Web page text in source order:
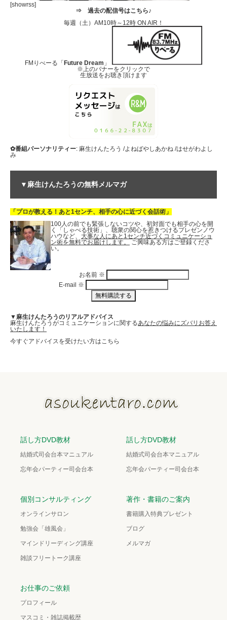
[showrss]
⇒ 過去の配信号はこちら♪
毎週（土）AM10時～12時 ON AIR！
FMりべーる「Future Dream 」
※上のバナーをクリックで
生放送をお聴き頂けます
✿番組パーソナリティー: 麻生けんたろう /よねばやしあかね /はせがわよし
み
▼麻生けんたろうの無料メルマガ
「プロが教える！あと1センチ、相手の心に近づく会話術」
100人の前でも緊張しないコツや、初対面でも相手の心を開
く「しゃべる技術」、聴衆の関心を惹きつけるプレゼンノウ
ハウなど、 大事な人にあと1センチ近づくコミュニケーショ
ン術を無料でお届けします。
ご興味ある方はご登録くださ
い。
お名前 ※
E-mail ※
▼麻生けんたろうのリアルアドバイス
麻生けんたろうがコミュニケーションに関するあなたの悩みにズバリお答え
いたします！
今すぐアドバイスを受けたい方はこちら
話し方DVD教材
結婚式司会台本マニュアル
忘年会パーティー司会台本
話し方DVD教材
結婚式司会台本マニュアル
忘年会パーティー司会台本
個別コンサルティング
オンラインサロン
勉強会「雄風会」
マインドリーディング講座
雑談フリートーク講座
著作・書籍のご案内
書籍購入特典プレゼント
ブログ
メルマガ
お仕事のご依頼
プロフィール
マスコミ・雑誌掲載歴